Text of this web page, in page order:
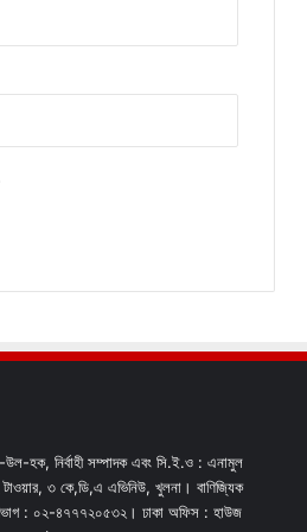
হক, নির্বাহী সম্পাদক এবং সি.ই.ও : এনামুল
টাওয়ার, ৩ কে,ডি,এ এভিনিউ, খুলনা। বাণিজ্যিক
: ০২-৪৭৭৭২০৫৩২। ঢাকা অফিস : হাউজ